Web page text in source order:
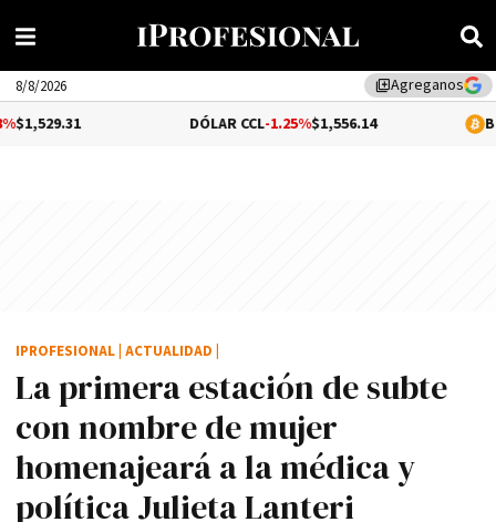
library_addAgreganos
8/8/2026
-1.25%$1,556.14 0.01%
La primera estación de subte
con nombre de mujer
homenajeará a la médica y
polí­tica Julieta Lanteri
IPROFESIONAL ACTUALIDAD